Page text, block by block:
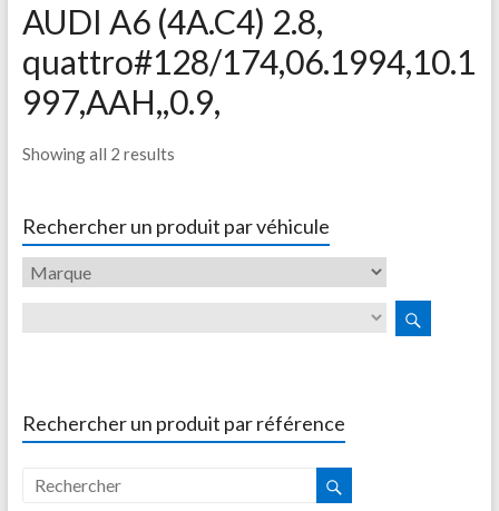
AUDI A6 (4A.C4) 2.8,
quattro#128/174,06.1994,10.1
997,AAH,,0.9,
Showing all 2 results
Rechercher un produit par véhicule
Rechercher un produit par référence